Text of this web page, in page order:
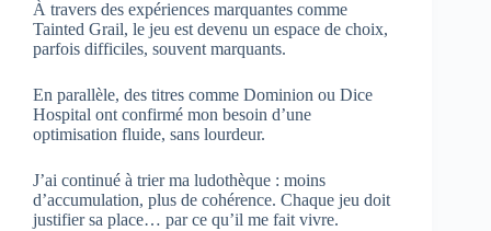
À travers des expériences marquantes comme
Tainted Grail, le jeu est devenu un espace de choix,
parfois difficiles, souvent marquants.
En parallèle, des titres comme Dominion ou Dice
Hospital ont confirmé mon besoin d’une
optimisation fluide, sans lourdeur.
J’ai continué à trier ma ludothèque : moins
d’accumulation, plus de cohérence. Chaque jeu doit
justifier sa place… par ce qu’il me fait vivre.